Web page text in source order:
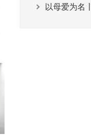
以母爱为名